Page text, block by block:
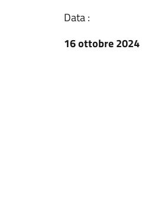
Data :
16 ottobre 2024